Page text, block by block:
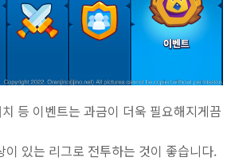
등 이벤트는 과금이 더욱 필요해지게끔
이 있는 리그로 전투하는 것이 좋습니다.